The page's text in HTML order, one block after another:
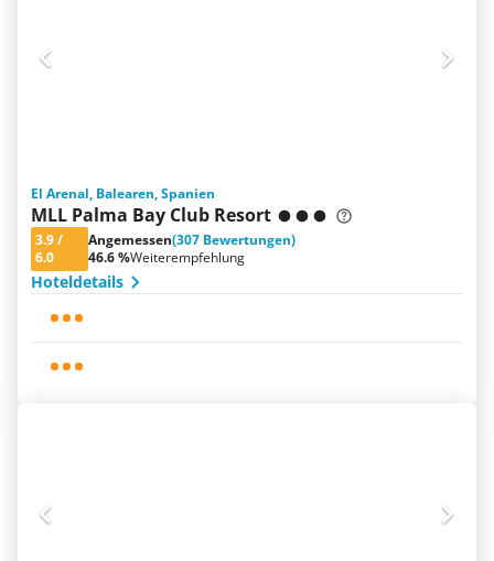
El Arenal, Balearen, Spanien
MLL Palma Bay Club Resort
3.9/
6.0
Angemessen(307 Bewertungen)
46.6 %Weiterempfehlung
Hoteldetails